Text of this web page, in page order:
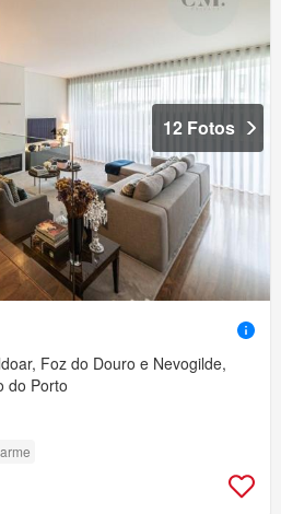
12 Fotos
Foz do Douro e Nevogilde,
do Porto